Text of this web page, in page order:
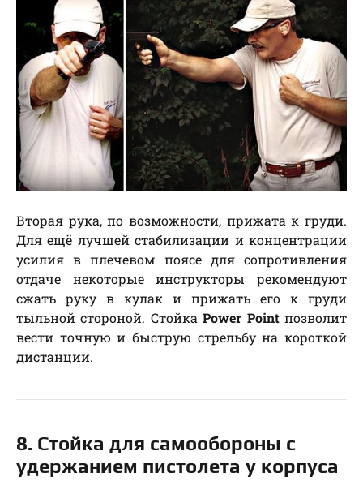
Вторая рука, по возможности, прижата к груди.
Для ещё лучшей стабилизации и концентрации
усилия в плечевом поясе для сопротивления
отдаче некоторые инструкторы рекомендуют
сжать руку в кулак и прижать его к груди
тыльной стороной. СтойкаPower Pointпозволит
вести точную и быструю стрельбу на короткой
дистанции.
8. Стойка для самообороны с
удержанием пистолета у корпуса